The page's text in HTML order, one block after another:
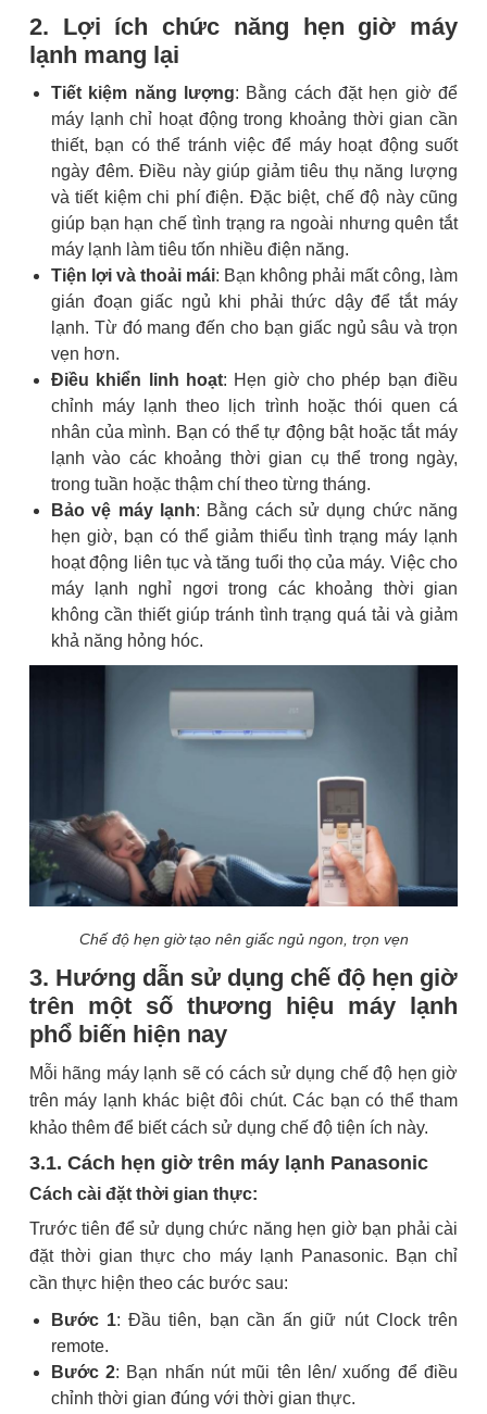
2. Lợi ích chức năng hẹn giờ máy
lạnh mang lại
Tiết kiệm năng lượng: Bằng cách đặt hẹn giờ để
máy lạnh chỉ hoạt động trong khoảng thời gian cần
thiết, bạn có thể tránh việc để máy hoạt động suốt
ngày đêm. Điều này giúp giảm tiêu thụ năng lượng
và tiết kiệm chi phí điện. Đặc biệt, chế độ này cũng
giúp bạn hạn chế tình trạng ra ngoài nhưng quên tắt
máy lạnh làm tiêu tốn nhiều điện năng.
Tiện lợi và thoải mái: Bạn không phải mất công, làm
gián đoạn giấc ngủ khi phải thức dậy để tắt máy
lạnh. Từ đó mang đến cho bạn giấc ngủ sâu và trọn
vẹn hơn.
Điều khiển linh hoạt: Hẹn giờ cho phép bạn điều
chỉnh máy lạnh theo lịch trình hoặc thói quen cá
nhân của mình. Bạn có thể tự động bật hoặc tắt máy
lạnh vào các khoảng thời gian cụ thể trong ngày,
trong tuần hoặc thậm chí theo từng tháng.
Bảo vệ máy lạnh: Bằng cách sử dụng chức năng
hẹn giờ, bạn có thể giảm thiểu tình trạng máy lạnh
hoạt động liên tục và tăng tuổi thọ của máy. Việc cho
máy lạnh nghỉ ngơi trong các khoảng thời gian
không cần thiết giúp tránh tình trạng quá tải và giảm
khả năng hỏng hóc.
Chế độ hẹn giờ tạo nên giấc ngủ ngon, trọn vẹn
3. Hướng dẫn sử dụng chế độ hẹn giờ
trên một số thương hiệu máy lạnh
phổ biến hiện nay
Mỗi hãng máy lạnh sẽ có cách sử dụng chế độ hẹn giờ
trên máy lạnh khác biệt đôi chút. Các bạn có thể tham
khảo thêm để biết cách sử dụng chế độ tiện ích này.
3.1. Cách hẹn giờ trên máy lạnh Panasonic
Cách cài đặt thời gian thực:
Trước tiên để sử dụng chức năng hẹn giờ bạn phải cài
đặt thời gian thực cho máy lạnh Panasonic. Bạn chỉ
cần thực hiện theo các bước sau:
Bước 1: Đầu tiên, bạn cần ấn giữ nút Clock trên
remote.
Bước 2: Bạn nhấn nút mũi tên lên/ xuống để điều
chỉnh thời gian đúng với thời gian thực.